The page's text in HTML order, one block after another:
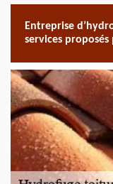
Entreprise
services proposés